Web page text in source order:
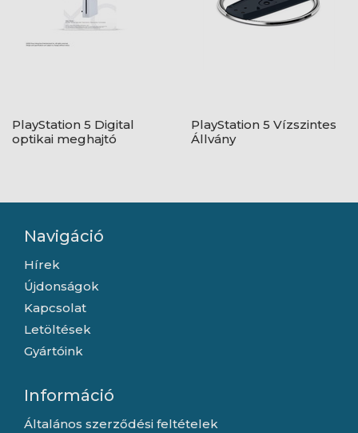
PlayStation 5 Digital
optikai meghajtó
PlayStation 5 Vízszintes
Állvány
Navigáció
Hírek
Újdonságok
Kapcsolat
Letöltések
Gyártóink
Információ
Általános szerződési feltételek